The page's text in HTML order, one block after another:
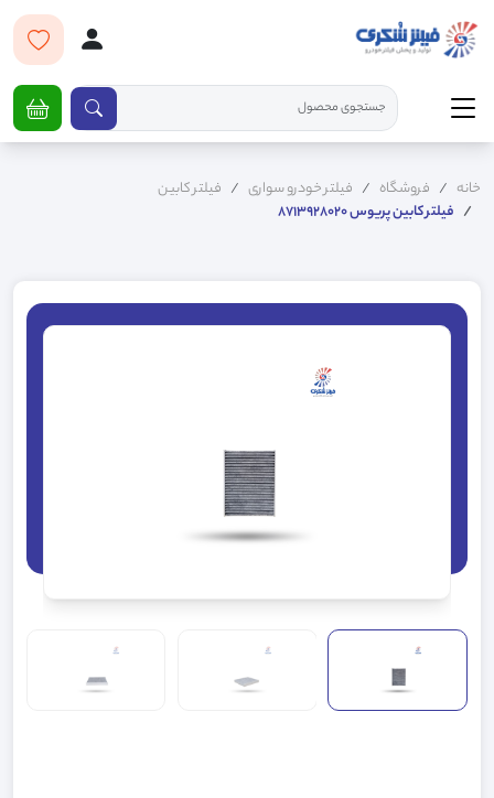
خانه فروشگاه فیلتر خودرو سواری
فیلتر کابین
فیلتر کابین پریوس 8713928020